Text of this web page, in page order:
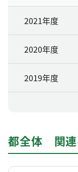
2021年度
2020年度
2019年度
都全体 関連